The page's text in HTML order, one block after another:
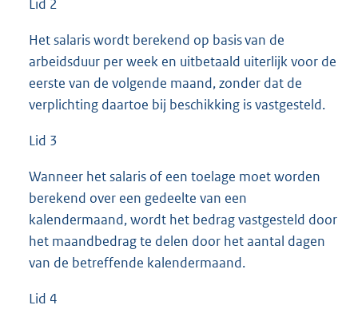
Lid 2
Het salaris wordt berekend op basis van de
arbeidsduur per week en uitbetaald uiterlijk voor de
eerste van de volgende maand, zonder dat de
verplichting daartoe bij beschikking is vastgesteld.
Lid 3
Wanneer het salaris of een toelage moet worden
berekend over een gedeelte van een
kalendermaand, wordt het bedrag vastgesteld door
het maandbedrag te delen door het aantal dagen
van de betreffende kalendermaand.
Lid 4